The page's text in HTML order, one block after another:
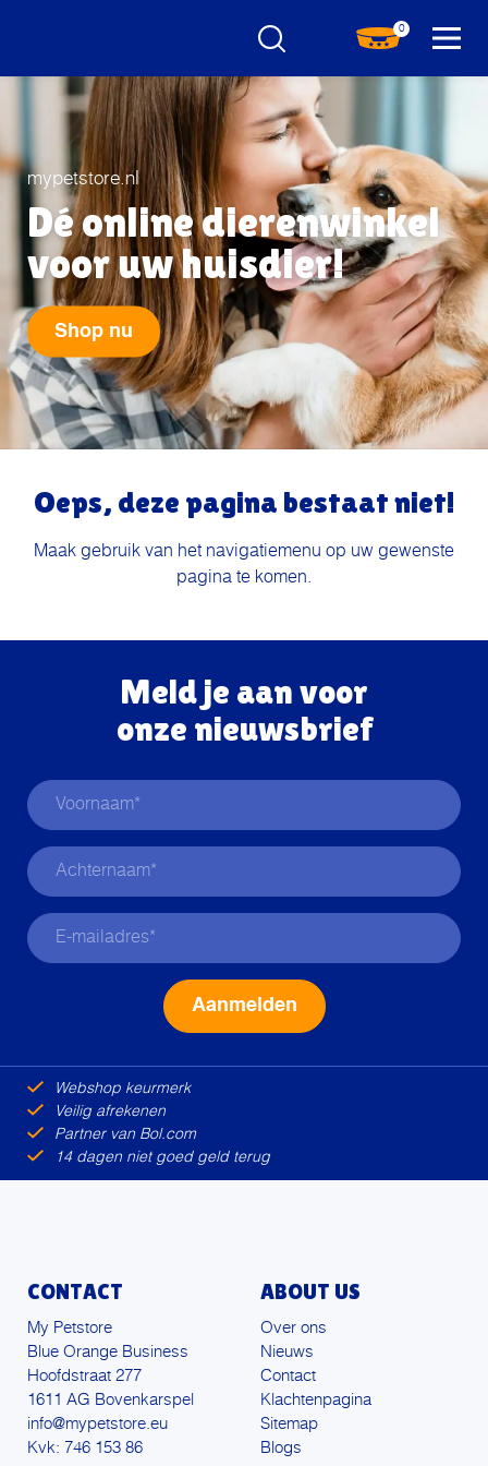
0
mypetstore.nl
Dé online dierenwinkel
voor uw huisdier!
Shop nu
Oeps, deze pagina bestaat niet!
Maak gebruik van het navigatiemenu op uw gewenste
pagina te komen.
Meld je aan voor
onze nieuwsbrief
Webshop keurmerk
Veilig afrekenen
Partner van Bol.com
14 dagen niet goed geld terug
CONTACT
My Petstore
Blue Orange Business
Hoofdstraat 277
1611 AG Bovenkarspel
info@mypetstore.eu
Kvk: 746 153 86
ABOUT US
Over ons
Nieuws
Contact
Klachtenpagina
Sitemap
Blogs